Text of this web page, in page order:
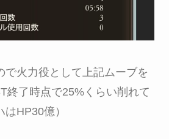
で火力役として上記ムーブを
終了時点で25%くらい削れて
HP30億）